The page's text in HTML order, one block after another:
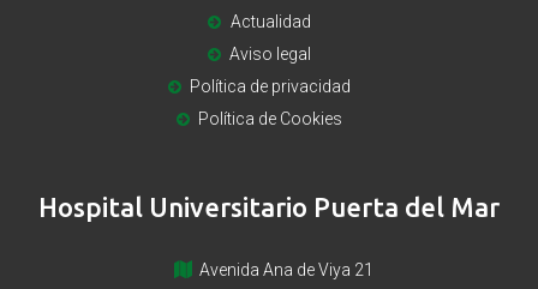
Actualidad
Aviso legal
Política de privacidad
Política de Cookies
Hospital Universitario Puerta del Mar
Avenida Ana de Viya 21